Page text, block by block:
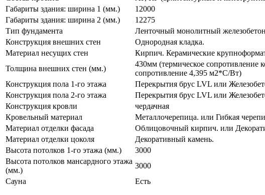
Габариты здания: ширина 1 (мм.)
12000
Габариты здания: ширина 2 (мм.)
12275
Тип фундамента
Ленточный монолитный
Конструкция внешних стен
Однородная кладка.
Материал несущих стен
Кирпич. Керамические
Толщина внешних стен (мм.)
430мм (термическое
сопротивление 4,395 м2*С/Вт)
Конструкция пола 1-го этажа
Перекрытия брус LVL или
Конструкция пола 2-го этажа
Перекрытия брус LVL или
Конструкция кровли
чердачная
Кровельный материал
Металлочерепица. или Гибкая
Материал отделки фасада
Облицовочный кирпич. или
Материал отделки цоколя
Декоративный камень.
Высота потолков 1-го этажа (мм.)
3000
Высота потолков мансардного этажа
(мм.)
3000
Сауна
Есть